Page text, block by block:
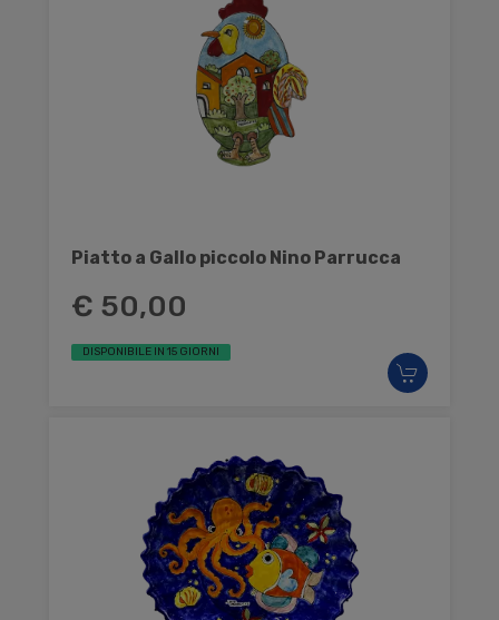
Piatto a Gallo piccolo Nino Parrucca
€ 50,00
DISPONIBILE IN 15 GIORNI